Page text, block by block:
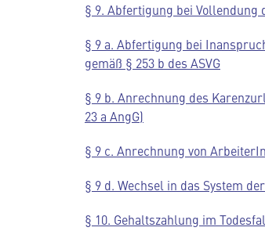
§ 9. Abfertigung bei Vollendung
§ 9 a. Abfertigung bei
gemäß § 253 b des ASVG
§ 9 b. Anrechnung des
23 a AngG)
§ 9 c. Anrechnung von
§ 9 d. Wechsel in das System
§ 10. Gehaltszahlung im